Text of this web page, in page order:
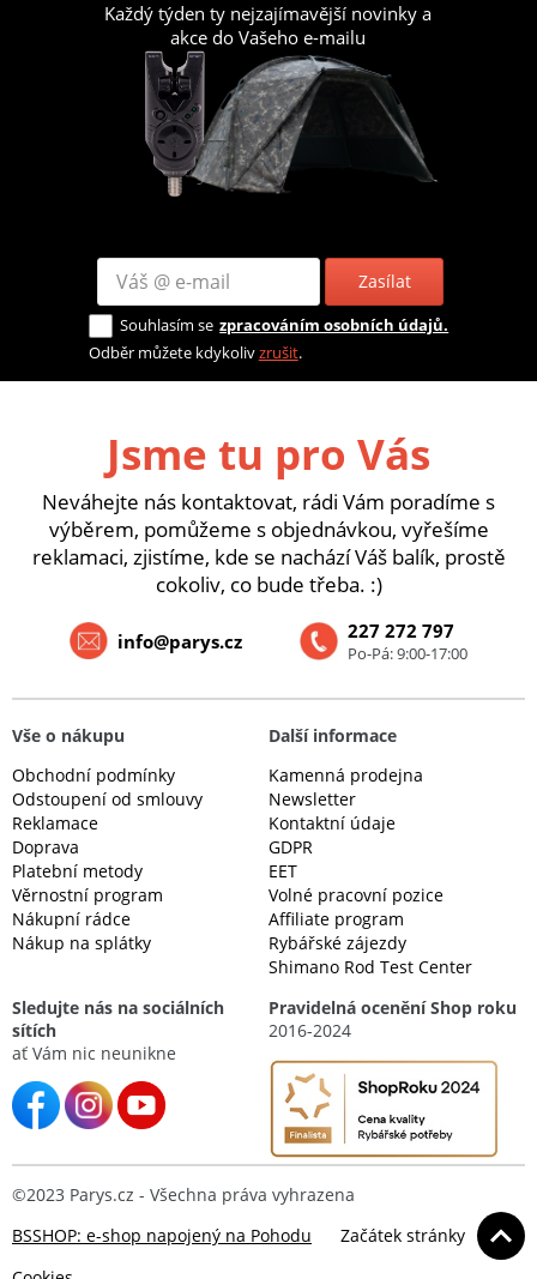
Každý týden ty nejzajímavější novinky a
akce do Vašeho e-mailu
Zasílat
Souhlasím se zpracováním osobních údajů.
Odběr můžete kdykolivzrušit.
Jsme tu pro Vás
Neváhejte nás kontaktovat, rádi Vám poradíme s
výběrem, pomůžeme s objednávkou, vyřešíme
reklamaci, zjistíme, kde se nachází Váš balík, prostě
cokoliv, co bude třeba. :)
227 272 797
Po-Pá: 9:00-17:00
info@parys.cz
Vše o nákupu
Obchodní podmínky
Odstoupení od smlouvy
Reklamace
Doprava
Platební metody
Věrnostní program
Nákupní rádce
Nákup na splátky
Další informace
Kamenná prodejna
Newsletter
Kontaktní údaje
GDPR
EET
Volné pracovní pozice
Affiliate program
Rybářské zájezdy
Shimano Rod Test Center
Sledujte nás na sociálních
sítích
ať Vám nic neunikne
Pravidelná ocenění Shop roku
2016-2024
©2023 Parys.cz - Všechna práva vyhrazena
BSSHOP: e-shop napojený na Pohodu
Začátek stránky